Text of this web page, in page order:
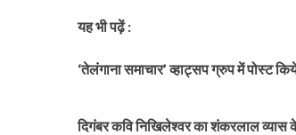
यह भी पढ़ें :
‘तेलंगाना समाचार’ व्हाट्सप ग्रुप में पोस्ट
दिगंबर कवि निखिलेश्वर का शंकरलाल व्यास